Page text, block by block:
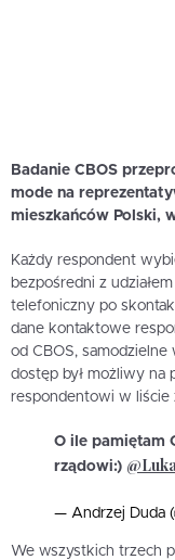
Badanie CBOS
mode na
mieszkańców Polski,
Każdy respondent
bezpośredni z
telefoniczny po
dane kontaktowe
od CBOS,
dostęp był możliwy na
respondentowi w liście
O ile pamiętam
rządowi:)
— Andrzej Duda
We wszystkich trzech